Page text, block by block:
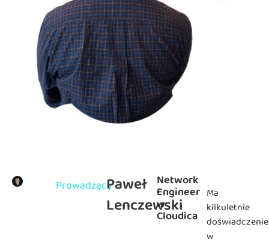
ProwadzącyPaweł
Lenczewski
Network
Engineer
w
Cloudica
Ma
kilkuletnie
doświadczenie
w